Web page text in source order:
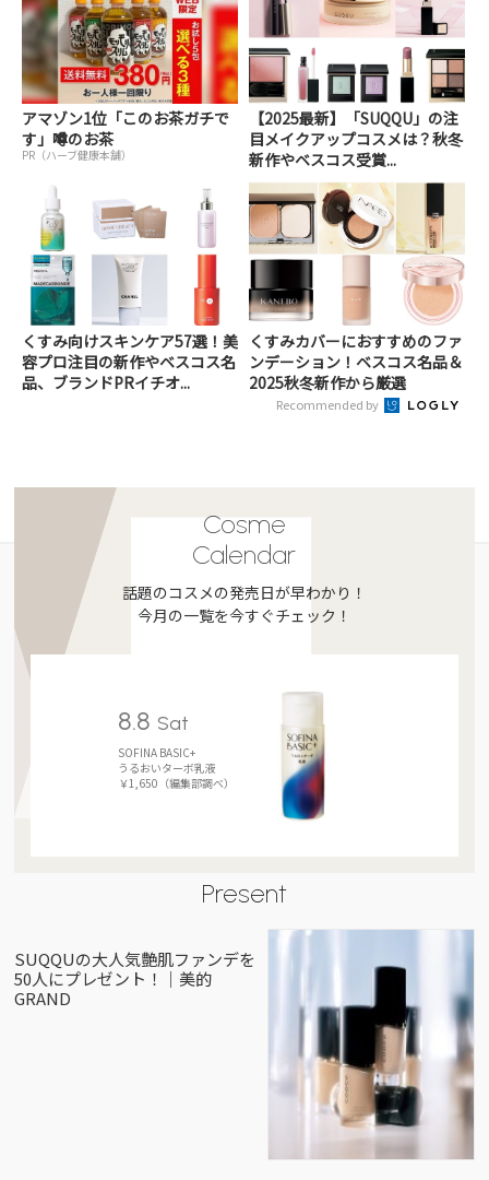
アマゾン1位「このお茶ガチで
す」噂のお茶
PR（ハーブ健康本舗）
【2025最新】「SUQQU」の注
目メイクアップコスメは？秋冬
新作やベスコス受賞...
くすみ向けスキンケア57選！美
容プロ注目の新作やベスコス名
品、ブランドPRイチオ...
くすみカバーにおすすめのファ
ンデーション！ベスコス名品＆
2025秋冬新作から厳選
Recommended by
Cosme
Calendar
話題のコスメの発売日が早わかり！
今月の一覧を今すぐチェック！
8.8 Sat
SOFINA BASIC+
うるおいターボ乳液
￥1,650（編集部調べ）
Present
SUQQUの大人気艶肌ファンデを
50人にプレゼント！｜美的
GRAND